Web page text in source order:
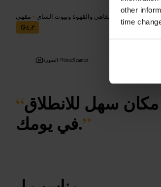
other
time
المقاهي والقهوة وبيوت الشاي • مقهى
٤٫٣
الصورة /VenueScanner
“سهل للانطلاق
في يومك.”